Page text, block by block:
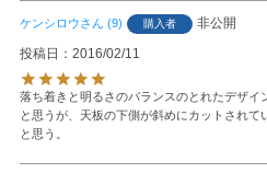
ケンシロウ 9 購入者
非公開
投稿日
2016/02/11
落ち着きと明るさのバランスのとれたデザ
と思うが、天板の下側が斜めにカットされ
と思う。